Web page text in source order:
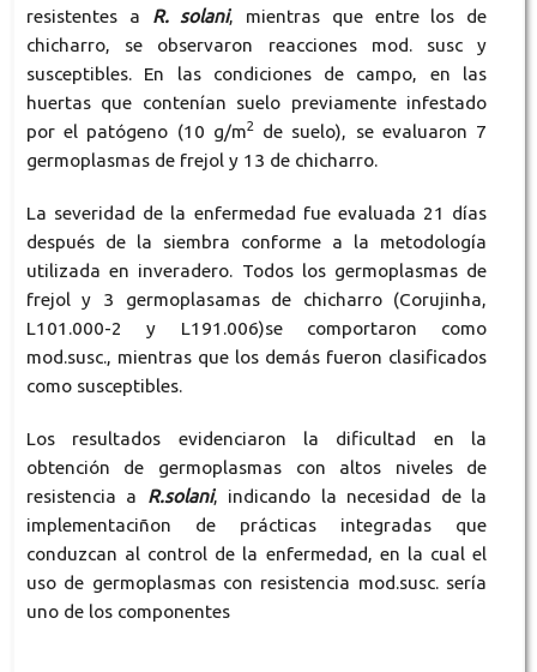
resistentes a R. solani, mientras que entre los de
chicharro, se observaron reacciones mod. susc y
susceptibles. En las condiciones de campo, en las
huertas que contenían suelo previamente infestado
por el patógeno (10 g/m2 de suelo), se evaluaron 7
germoplasmas de frejol y 13 de chicharro.
La severidad de la enfermedad fue evaluada 21 días
después de la siembra conforme a la metodología
utilizada en inveradero. Todos los germoplasmas de
frejol y 3 germoplasamas de chicharro (Corujinha,
L101.000-2 y L191.006)se comportaron como
mod.susc., mientras que los demás fueron clasificados
como susceptibles.
Los resultados evidenciaron la dificultad en la
obtención de germoplasmas con altos niveles de
resistencia a R.solani, indicando la necesidad de la
implementaciñon de prácticas integradas que
conduzcan al control de la enfermedad, en la cual el
uso de germoplasmas con resistencia mod.susc. sería
uno de los componentes